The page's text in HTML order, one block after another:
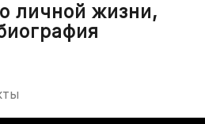
личной жизни,